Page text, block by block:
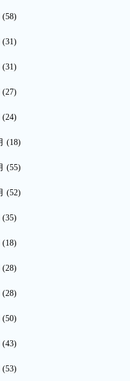
(58)
(31)
(31)
(27)
(24)
(18)
(55)
(52)
(35)
(18)
(28)
(28)
(50)
(43)
(53)